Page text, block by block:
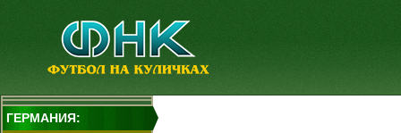
ГЕРМАНИЯ: